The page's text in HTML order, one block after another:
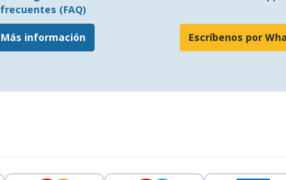
frecuentes (FAQ)
Más información Escríbenos por